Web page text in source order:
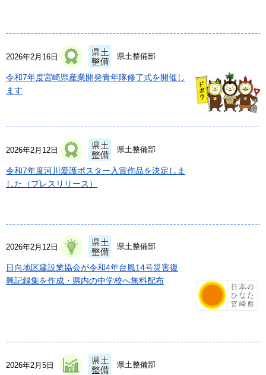
2026年2月16日 県土整備部
令和7年度宮崎県産業開発青年隊修了式を開催し
ます
2026年2月12日 県土整備部
令和7年度河川愛護ポスター入賞作品を決定しま
した（プレスリリース）
2026年2月12日 県土整備部
日向地区建設業協会が令和4年台風14号災害復
興記録集を作成・県内の中学校へ無料配布
2026年2月5日 県土整備部